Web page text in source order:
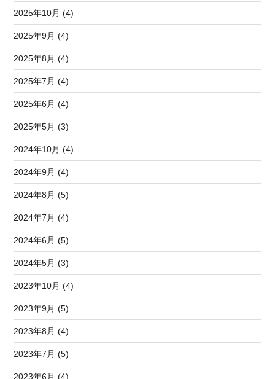
2025年10月 (4)
2025年9月 (4)
2025年8月 (4)
2025年7月 (4)
2025年6月 (4)
2025年5月 (3)
2024年10月 (4)
2024年9月 (4)
2024年8月 (5)
2024年7月 (4)
2024年6月 (5)
2024年5月 (3)
2023年10月 (4)
2023年9月 (5)
2023年8月 (4)
2023年7月 (5)
2023年6月 (4)